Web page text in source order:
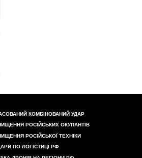
КОМБІНОВАНИЙ УДАР
РОСІЙСЬКИХ ОКУПАНТІВ
РОСІЙСЬКОЇ ТЕХНІКИ
ПО ЛОГІСТИЦІ РФ